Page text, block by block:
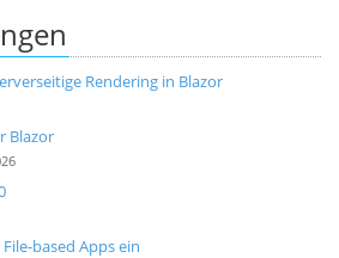
Rendering in Blazor
Blazor
based Apps ein